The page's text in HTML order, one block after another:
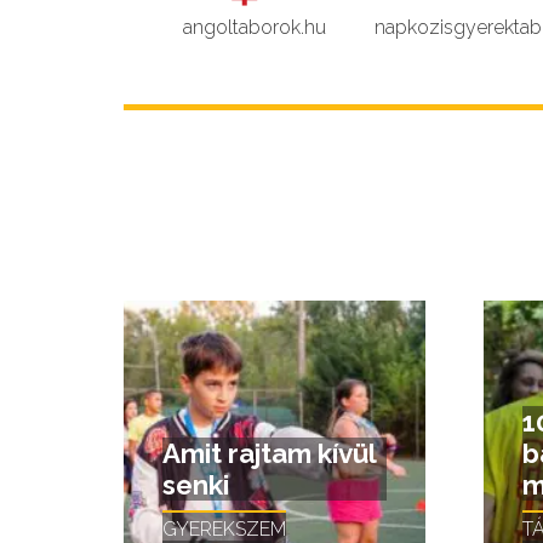
angoltaborok.hu
Amit rajtam kívül
senki
GYEREKSZEM